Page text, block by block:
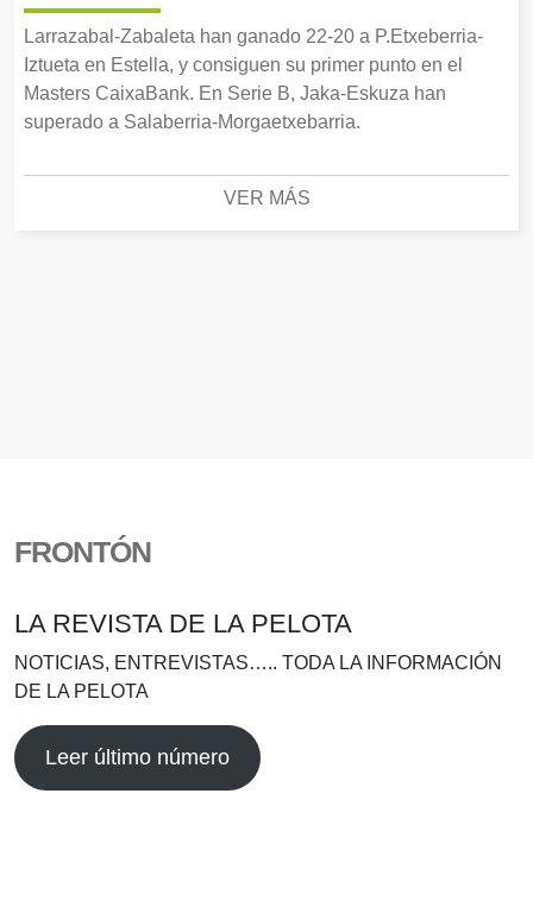
Larrazabal-Zabaleta han ganado 22-20 a P.Etxeberria-
Iztueta en Estella, y consiguen su primer punto en el
Masters CaixaBank. En Serie B, Jaka-Eskuza han
superado a Salaberria-Morgaetxebarria.
VER MÁS
FRONTÓN
LA REVISTA DE LA PELOTA
NOTICIAS, ENTREVISTAS….. TODA LA INFORMACIÓN
DE LA PELOTA
Leer último número